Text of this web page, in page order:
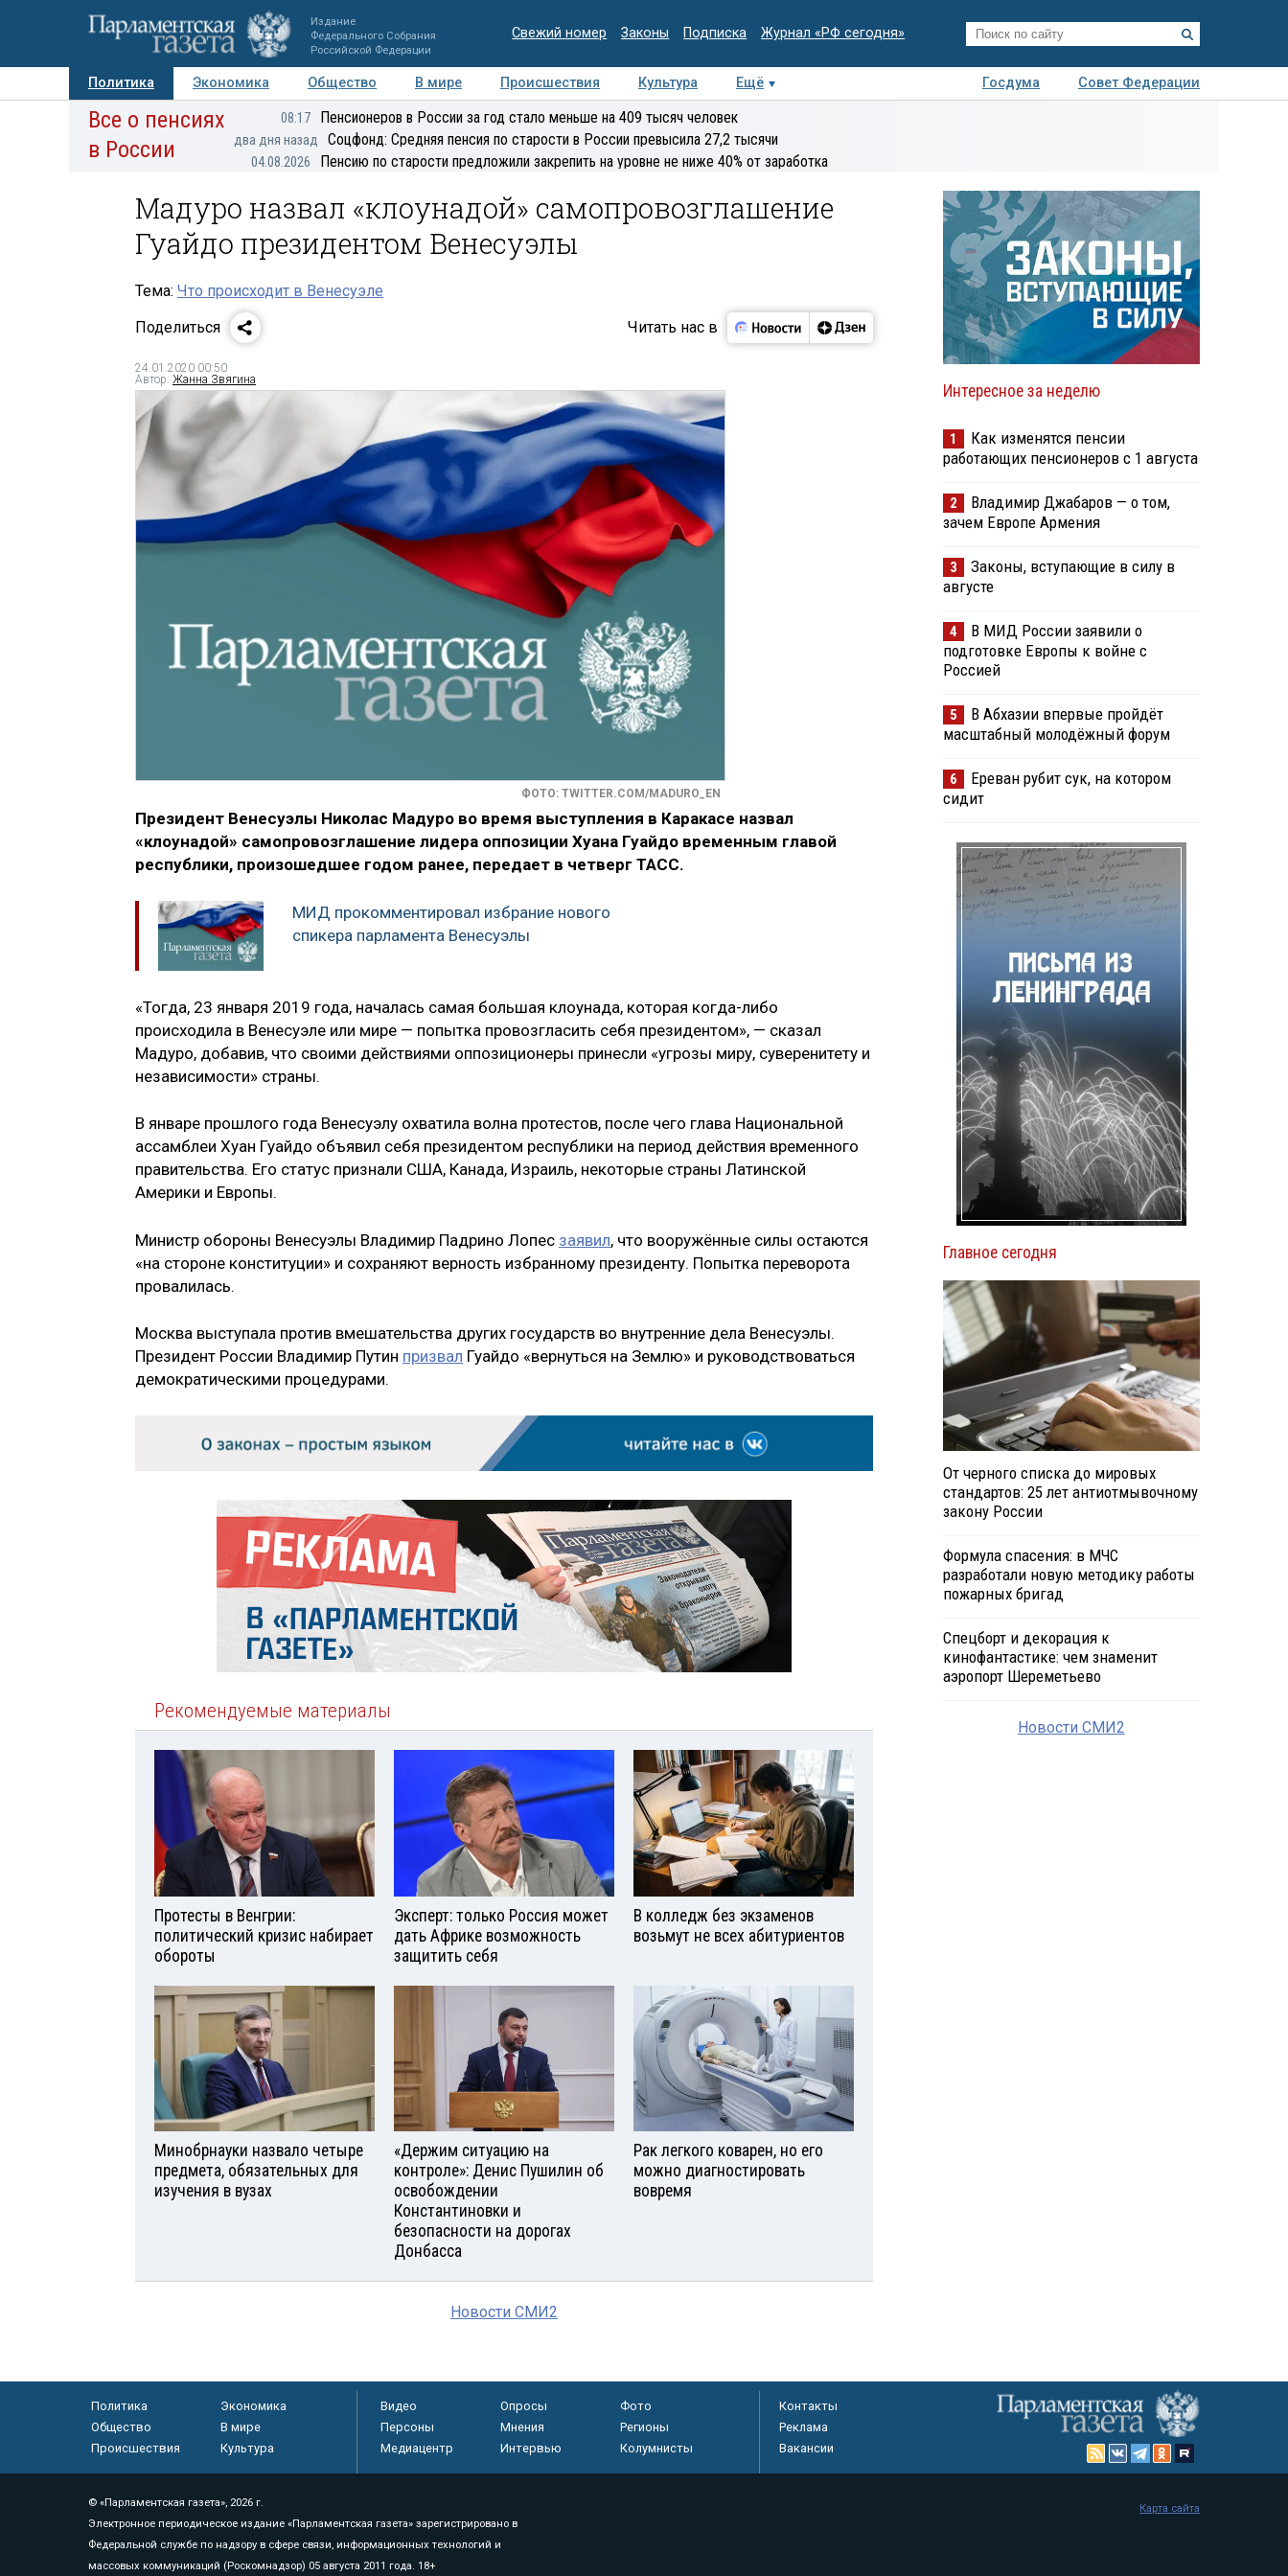
Издание
Федерального Собрания
Российской Федерации
Свежий номер Законы Подписка Журнал «РФ сегодня»
Политика Экономика Общество В мире Происшествия Культура Ещё Госдума
Совет Федерации
Авторы Персоны Мнения Регионы Медиацентр Интервью Колумнисты
Все о пенсиях
в России
08:17 Пенсионеров в России за год стало меньше на 409 тысяч человек
два дня назад Соцфонд: Средняя пенсия по старости в России превысила 27,2 тысячи
04.08.2026 Пенсию по старости предложили закрепить на уровне не ниже 40% от заработка
Мадуро назвал «клоунадой» самопровозглашение
Гуайдо президентом Венесуэлы
Тема: Что происходит в Венесуэле
Поделиться
Читать нас в
24.01.2020 00:50
Автор: Жанна Звягина
ФОТО: TWITTER.COM/MADURO_EN
Президент Венесуэлы Николас Мадуро во время выступления в Каракасе назвал
«клоунадой» самопровозглашение лидера оппозиции Хуана Гуайдо временным главой
республики, произошедшее годом ранее, передает в четверг ТАСС.
МИД прокомментировал избрание нового
спикера парламента Венесуэлы
«Тогда, 23 января 2019 года, началась самая большая клоунада, которая когда-либо
происходила в Венесуэле или мире — попытка провозгласить себя президентом», — сказал
Мадуро, добавив, что своими действиями оппозиционеры принесли «угрозы миру, суверенитету и
независимости» страны.
В январе прошлого года Венесуэлу охватила волна протестов, после чего глава Национальной
ассамблеи Хуан Гуайдо объявил себя президентом республики на период действия временного
правительства. Его статус признали США, Канада, Израиль, некоторые страны Латинской
Америки и Европы.
Министр обороны Венесуэлы Владимир Падрино Лопес заявил, что вооружённые силы остаются
«на стороне конституции» и сохраняют верность избранному президенту. Попытка переворота
провалилась.
Москва выступала против вмешательства других государств во внутренние дела Венесуэлы.
Президент России Владимир Путин призвал Гуайдо «вернуться на Землю» и руководствоваться
демократическими процедурами.
Рекомендуемые материалы
Протесты в Венгрии:
политический кризис набирает
обороты
Эксперт: только Россия может
дать Африке возможность
защитить себя
В колледж без экзаменов
возьмут не всех абитуриентов
Минобрнауки назвало четыре
предмета, обязательных для
изучения в вузах
«Держим ситуацию на
контроле»: Денис Пушилин об
освобождении
Константиновки и
безопасности на дорогах
Донбасса
Рак легкого коварен, но его
можно диагностировать
вовремя
Новости СМИ2
Интересное за неделю
1
Как изменятся пенсии
работающих пенсионеров с 1 августа
2
Владимир Джабаров — о том,
зачем Европе Армения
3
Законы, вступающие в силу в
августе
4
В МИД России заявили о
подготовке Европы к войне с
Россией
5
В Абхазии впервые пройдёт
масштабный молодёжный форум
6
Ереван рубит сук, на котором
сидит
Главное сегодня
От черного списка до мировых
стандартов: 25 лет антиотмывочному
закону России
Формула спасения: в МЧС
разработали новую методику работы
пожарных бригад
Спецборт и декорация к
кинофантастике: чем знаменит
аэропорт Шереметьево
Новости СМИ2
Политика
Экономика
Общество
В мире
Происшествия
Культура
Видео Опросы
Фото
Персоны
Мнения
Регионы
Медиацентр
Интервью Колумнисты
Контакты
Реклама
Вакансии
© «Парламентская газета», 2026 г.
Электронное периодическое издание «Парламентская газета» зарегистрировано в
Федеральной службе по надзору в сфере связи, информационных технологий и
массовых коммуникаций (Роскомнадзор) 05 августа 2011 года. 18+
Карта сайта